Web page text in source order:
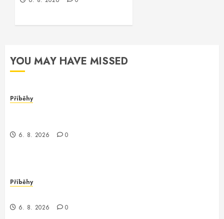
YOU MAY HAVE MISSED
Příběhy
6. 8. 2026 0
Příběhy
6. 8. 2026 0